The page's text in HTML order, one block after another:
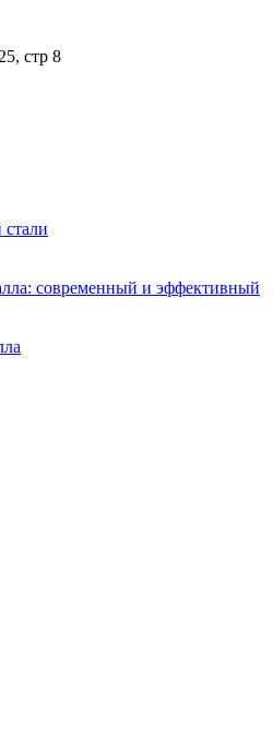
стр 8
стали
современный и эффективный